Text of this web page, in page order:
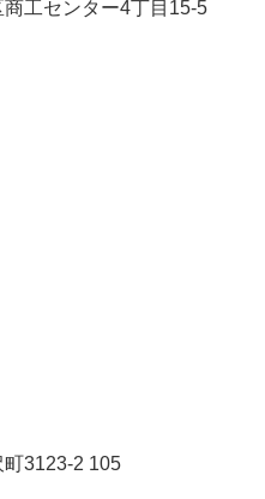
工センター4丁目15-5
3123-2 105